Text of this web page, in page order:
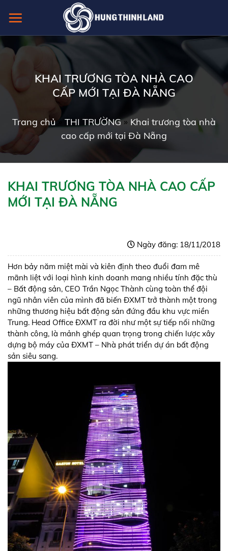
KHAI TRƯƠNG TÒA NHÀ CAO
CẤP MỚI TẠI ĐÀ NẴNG
Trang chủ» THI TRƯỜNG» Khai trương tòa nhà
cao cấp mới tại Đà Nẵng
KHAI TRƯƠNG TÒA NHÀ CAO CẤP
MỚI TẠI ĐÀ NẴNG
Ngày đăng: 18/11/2018
Hơn bảy năm miệt mài và kiên định theo đuổi đam mê
mãnh liệt với loại hình kinh doanh mang nhiều tính đặc thù
– Bất động sản, CEO Trần Ngọc Thành cùng toàn thể đội
ngũ nhân viên của mình đã biến ĐXMT trở thành một trong
những thương hiệu bất động sản đứng đầu khu vực miền
Trung. Head Office ĐXMT ra đời như một sự tiếp nối những
thành công, là mảnh ghép quan trọng trong chiến lược xây
dựng bộ máy của ĐXMT – Nhà phát triển dự án bất động
sản siêu sang.